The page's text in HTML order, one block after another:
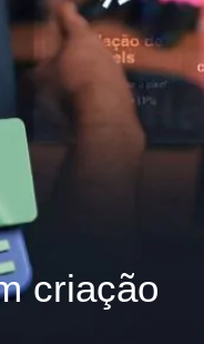
criação